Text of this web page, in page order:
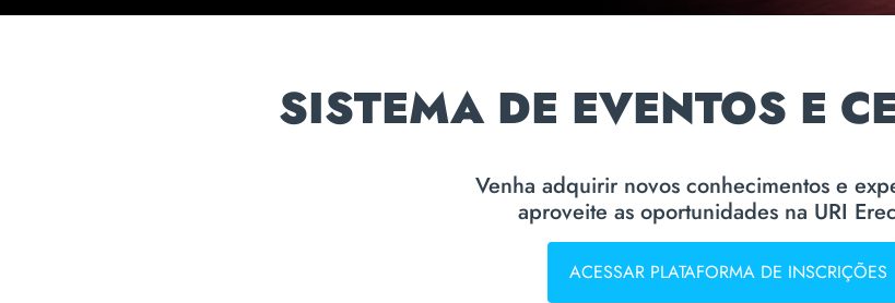
SISTEMA DE EVENTOS E
Venha adquirir novos conhecimentos e
aproveite as oportunidades na URI
ACESSAR PLATAFORMA DE INSCRIÇÕES